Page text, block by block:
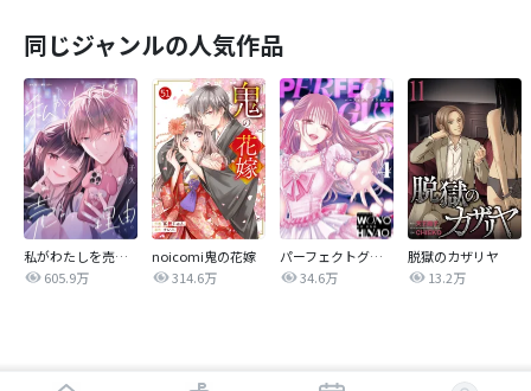
同じジャンルの人気作品
私がわたしを売る理由
605.9万
noicomi鬼の花嫁
314.6万
パーフェクトグリッター
34.6万
脱獄のカザリヤ
13.2万